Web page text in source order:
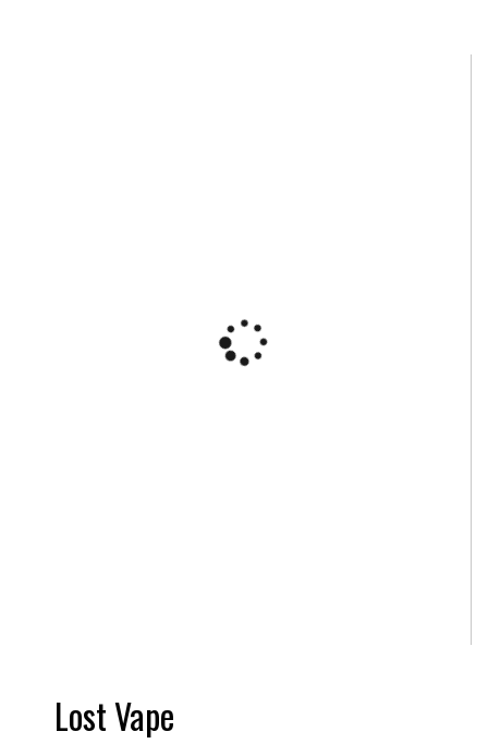
Lost Vape